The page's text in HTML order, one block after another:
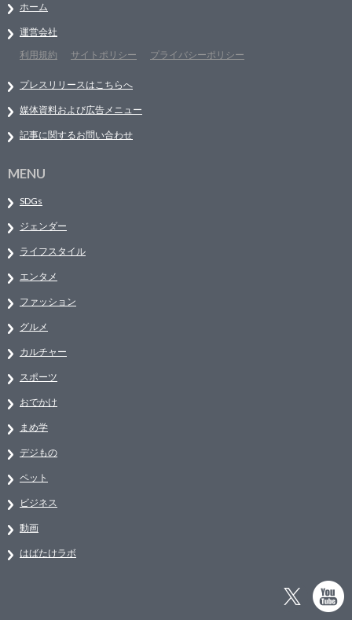
ホーム
運営会社
利用規約
サイトポリシー プライバシーポリシー
プレスリリースはこちらへ
媒体資料および広告メニュー
記事に関するお問い合わせ
MENU
SDGs
ジェンダー
ライフスタイル
エンタメ
ファッション
グルメ
カルチャー
スポーツ
おでかけ
まめ学
デジもの
ペット
ビジネス
動画
はばたけラボ